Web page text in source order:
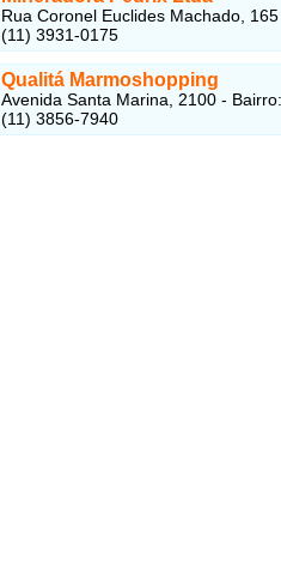
Rua Coronel Euclides Machado,
(11) 3931-0175
Qualitá Marmoshopping
Avenida Santa Marina, 2100 -
(11) 3856-7940